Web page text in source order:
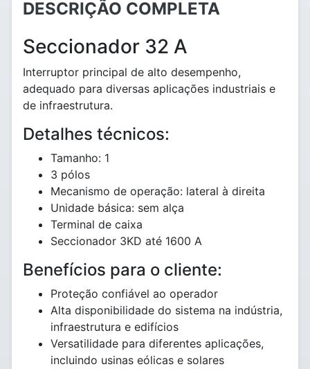
DESCRIÇÃO COMPLETA
Seccionador 32 A
Interruptor principal de alto desempenho,
adequado para diversas aplicações industriais e
de infraestrutura.
Detalhes técnicos:
Tamanho: 1
3 pólos
Mecanismo de operação: lateral à direita
Unidade básica: sem alça
Terminal de caixa
Seccionador 3KD até 1600 A
Benefícios para o cliente:
Proteção confiável ao operador
Alta disponibilidade do sistema na indústria,
infraestrutura e edifícios
Versatilidade para diferentes aplicações,
incluindo usinas eólicas e solares